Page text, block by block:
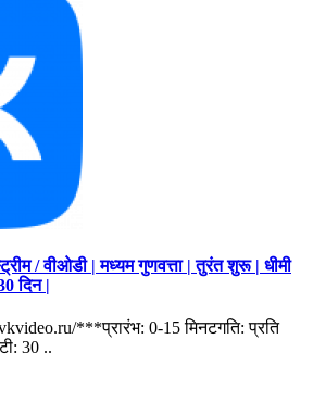
/ वीओडी | मध्यम गुणवत्ता | तुरंत शुरू | धीमी
दिन |
***प्रारंभ: 0-15 मिनटगति: प्रति
30 ..